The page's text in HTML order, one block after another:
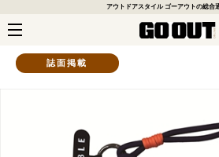
アウトドアスタイル ゴーアウトの総合
誌面掲載